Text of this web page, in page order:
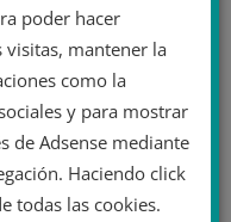
poder hacer
visitas, mantener la
como la
y para mostrar
de Adsense mediante
Haciendo click
todas las cookies.